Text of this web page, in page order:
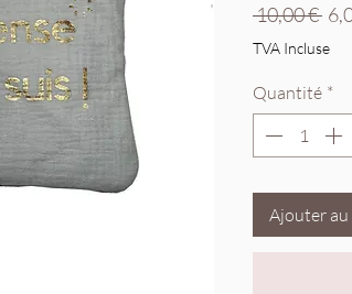
10,00 €
TVA Incluse
Quantité *
Ajouter